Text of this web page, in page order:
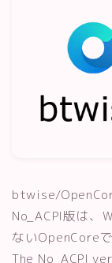
btwise/
No_ACPI版は、
ないOpenCoreで
The No_ACPI